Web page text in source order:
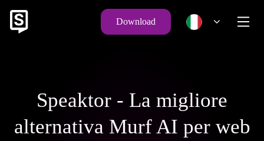
Download
Speaktor - La migliore
alternativa Murf AI per web